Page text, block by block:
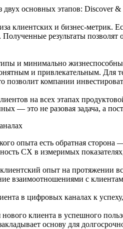
двух основных этапов:
клиентских и бизнес-метрик.
результаты
и минимально
и привлекательным. Для
позволит компании
на всех этапах
— это не разовая задача, а
опыта есть обратная сторона
CX в измеримых
опыт на протяжении
взаимоотношениями с
в цифровых каналах к
клиента в успешного
основу для